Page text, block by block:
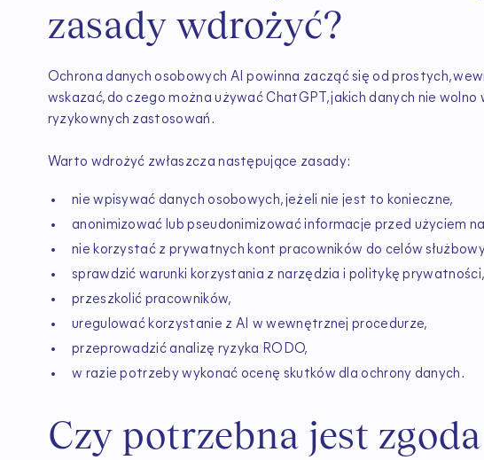
zasady wdrożyć?
Ochrona danych osobowych AI powinna zacząć się od prostych,
wskazać, do czego można używać ChatGPT, jakich danych nie
ryzykownych zastosowań.
Warto wdrożyć zwłaszcza następujące zasady:
nie wpisywać danych osobowych, jeżeli nie jest to konieczne,
anonimizować lub pseudonimizować informacje przed użyciem
nie korzystać z prywatnych kont pracowników do celów
sprawdzić warunki korzystania z narzędzia i politykę prywatności,
przeszkolić pracowników,
uregulować korzystanie z AI w wewnętrznej procedurze,
przeprowadzić analizę ryzyka RODO,
w razie potrzeby wykonać ocenę skutków dla ochrony danych.
Czy potrzebna jest